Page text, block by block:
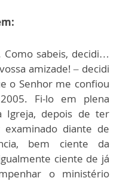
Como sabeis, decidi…
amizade! – decidi
o Senhor me confiou
Fi-lo em plena
Igreja, depois de ter
diante de
bem ciente da
ciente de já
o ministério